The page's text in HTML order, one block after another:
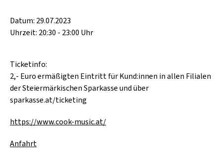
Datum: 29.07.2023
Uhrzeit: 20:30 - 23:00 Uhr
Ticketinfo:
2,- Euro ermäßigten Eintritt für Kund:innen in allen Filialen
der Steiermärkischen Sparkasse und über
sparkasse.at/ticketing
https://www.cook-music.at/
Anfahrt